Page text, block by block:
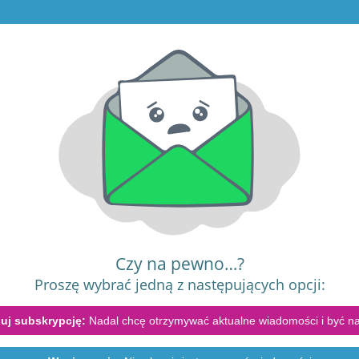
Czy na pewno…?
Proszę wybrać jedną z następujących opcji:
subskrypcję: Nadal chcę otrzymywać aktualne wiadomości i być